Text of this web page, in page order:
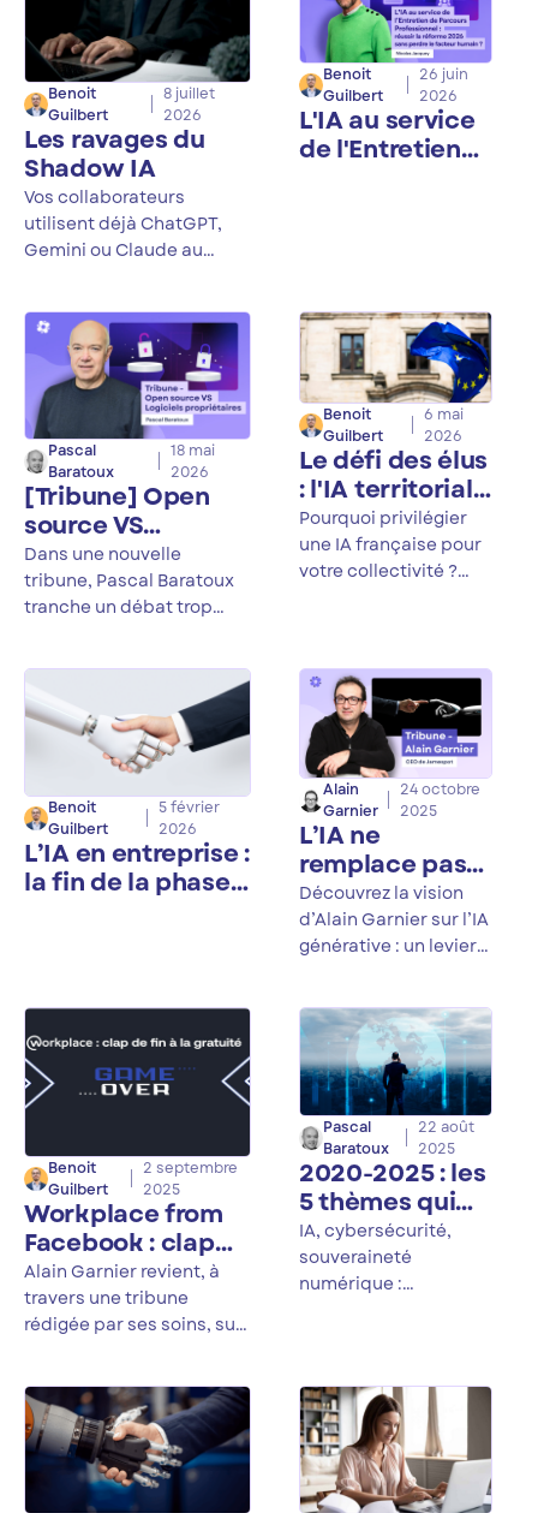
Benoit
Guilbert
8 juillet
2026
Les ravages du
Shadow IA
Vos collaborateurs
utilisent déjà ChatGPT,
Gemini ou Claude au
sache. Ce phénomène a
un nom : le shadow IA.
Entre fuites de données
stratégiques, violations
de NDA et non-
conformité RGPD, ses
conséquences sont bien
réelles. On vous explique
pourquoi il explose, ce
qu'il coûte, et comment le
reprendre en main.
Benoit
Guilbert
26 juin
2026
L'IA au service
de l'Entretien
facteur humain
Pascal
Baratoux
18 mai
2026
[Tribune] Open
source VS
logiciels
propriétaires : le
faux débat qui
souveraineté
numérique en
danger (Par
Pascal Baratoux)
Dans une nouvelle
tribune, Pascal Baratoux
tranche un débat trop
propriétaire souverain ?
Sa conviction : le but n'est
pas de choisir un camp,
mais d'adapter le niveau
de garantie à la criticité
de ce que vous protégez.
Benoit
Guilbert
6 mai
2026
Le défi des élus
: l'IA territoriale
doit être
souveraine
Pourquoi privilégier
une IA française pour
votre collectivité ?
des données RH et
urbaines.
Benoit
Guilbert
5 février
2026
L’IA en entreprise :
la fin de la phase
Alain
Garnier
24 octobre
2025
L’IA ne
remplace pas
les processus
mais les
augmente
Découvrez la vision
d’Alain Garnier sur l’IA
générative : un levier
pas un remplacement
de l’humain.
Benoit
Guilbert
2 septembre
2025
Workplace from
Facebook : clap
de fin pour le
modèle gratuit
Alain Garnier revient, à
travers une tribune
rédigée par ses soins, sur
«Workplace from
Facebook».
Pascal
Baratoux
22 août
2025
2020-2025 : les
5 thèmes qui
ont façonné le
numérique
IA, cybersécurité,
souveraineté
numérique :
façonné le monde
numérique entre 2020
et 2025.